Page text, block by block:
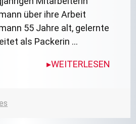
über ihre Arbeit
55 Jahre alt, gelernte
als Packerin …
WEITERLESEN